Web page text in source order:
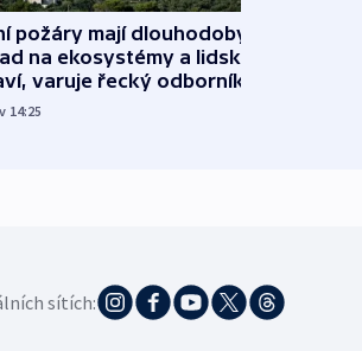
požáry mají dlouhodobý
na ekosystémy a lidské
varuje řecký odborník
14:25
sítích: